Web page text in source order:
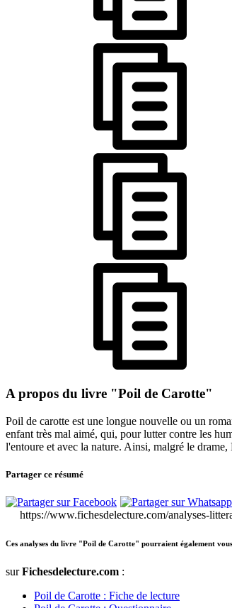
A propos du livre "Poil de Carotte"
Poil de carotte est une longue nouvelle ou un
enfant très mal aimé, qui, pour lutter contre les
l'entoure et avec la nature. Ainsi, malgré le
Partager ce résumé
https://www.fichesdelecture.com/analyses-
Ces analyses du livre "Poil de Carotte" pourraient également
surFichesdelecture.com :
Poil de Carotte : Fiche de lecture